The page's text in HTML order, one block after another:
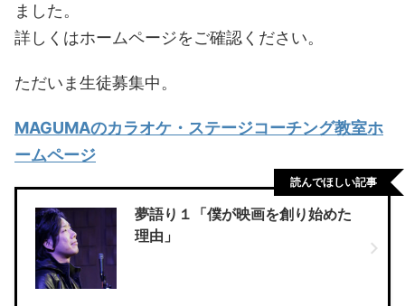
ました。
詳しくはホームページをご確認ください。
ただいま生徒募集中。
MAGUMAのカラオケ・ステージコーチング教室ホ
ームページ
夢語り１「僕が映画を創り始めた
理由」
読んでほしい記事